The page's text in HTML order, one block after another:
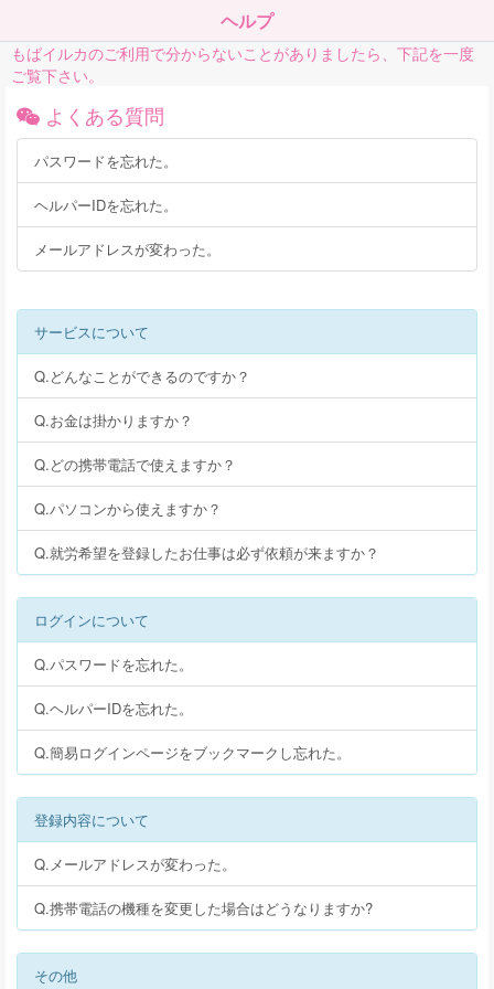
ヘルプ
もばイルカのご利用で分からないことがありましたら、下記を一度
ご覧下さい。
よくある質問
パスワードを忘れた。
ヘルパーIDを忘れた。
メールアドレスが変わった。
サービスについて
Q.どんなことができるのですか？
Q.お金は掛かりますか？
Q.どの携帯電話で使えますか？
Q.パソコンから使えますか？
Q.就労希望を登録したお仕事は必ず依頼が来ますか？
ログインについて
Q.パスワードを忘れた。
Q.ヘルパーIDを忘れた。
Q.簡易ログインページをブックマークし忘れた。
登録内容について
Q.メールアドレスが変わった。
Q.携帯電話の機種を変更した場合はどうなりますか?
その他